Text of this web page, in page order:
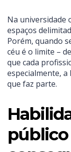
Na universidade
espaços
Porém, quando
céu é o limite –
que cada
especialmente,
que faz parte.